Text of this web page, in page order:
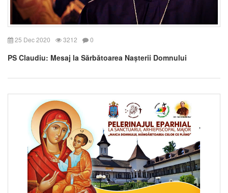
25 Dec 2020 3212 0
PS Claudiu: Mesaj la Sărbătoarea Nașterii Domnului